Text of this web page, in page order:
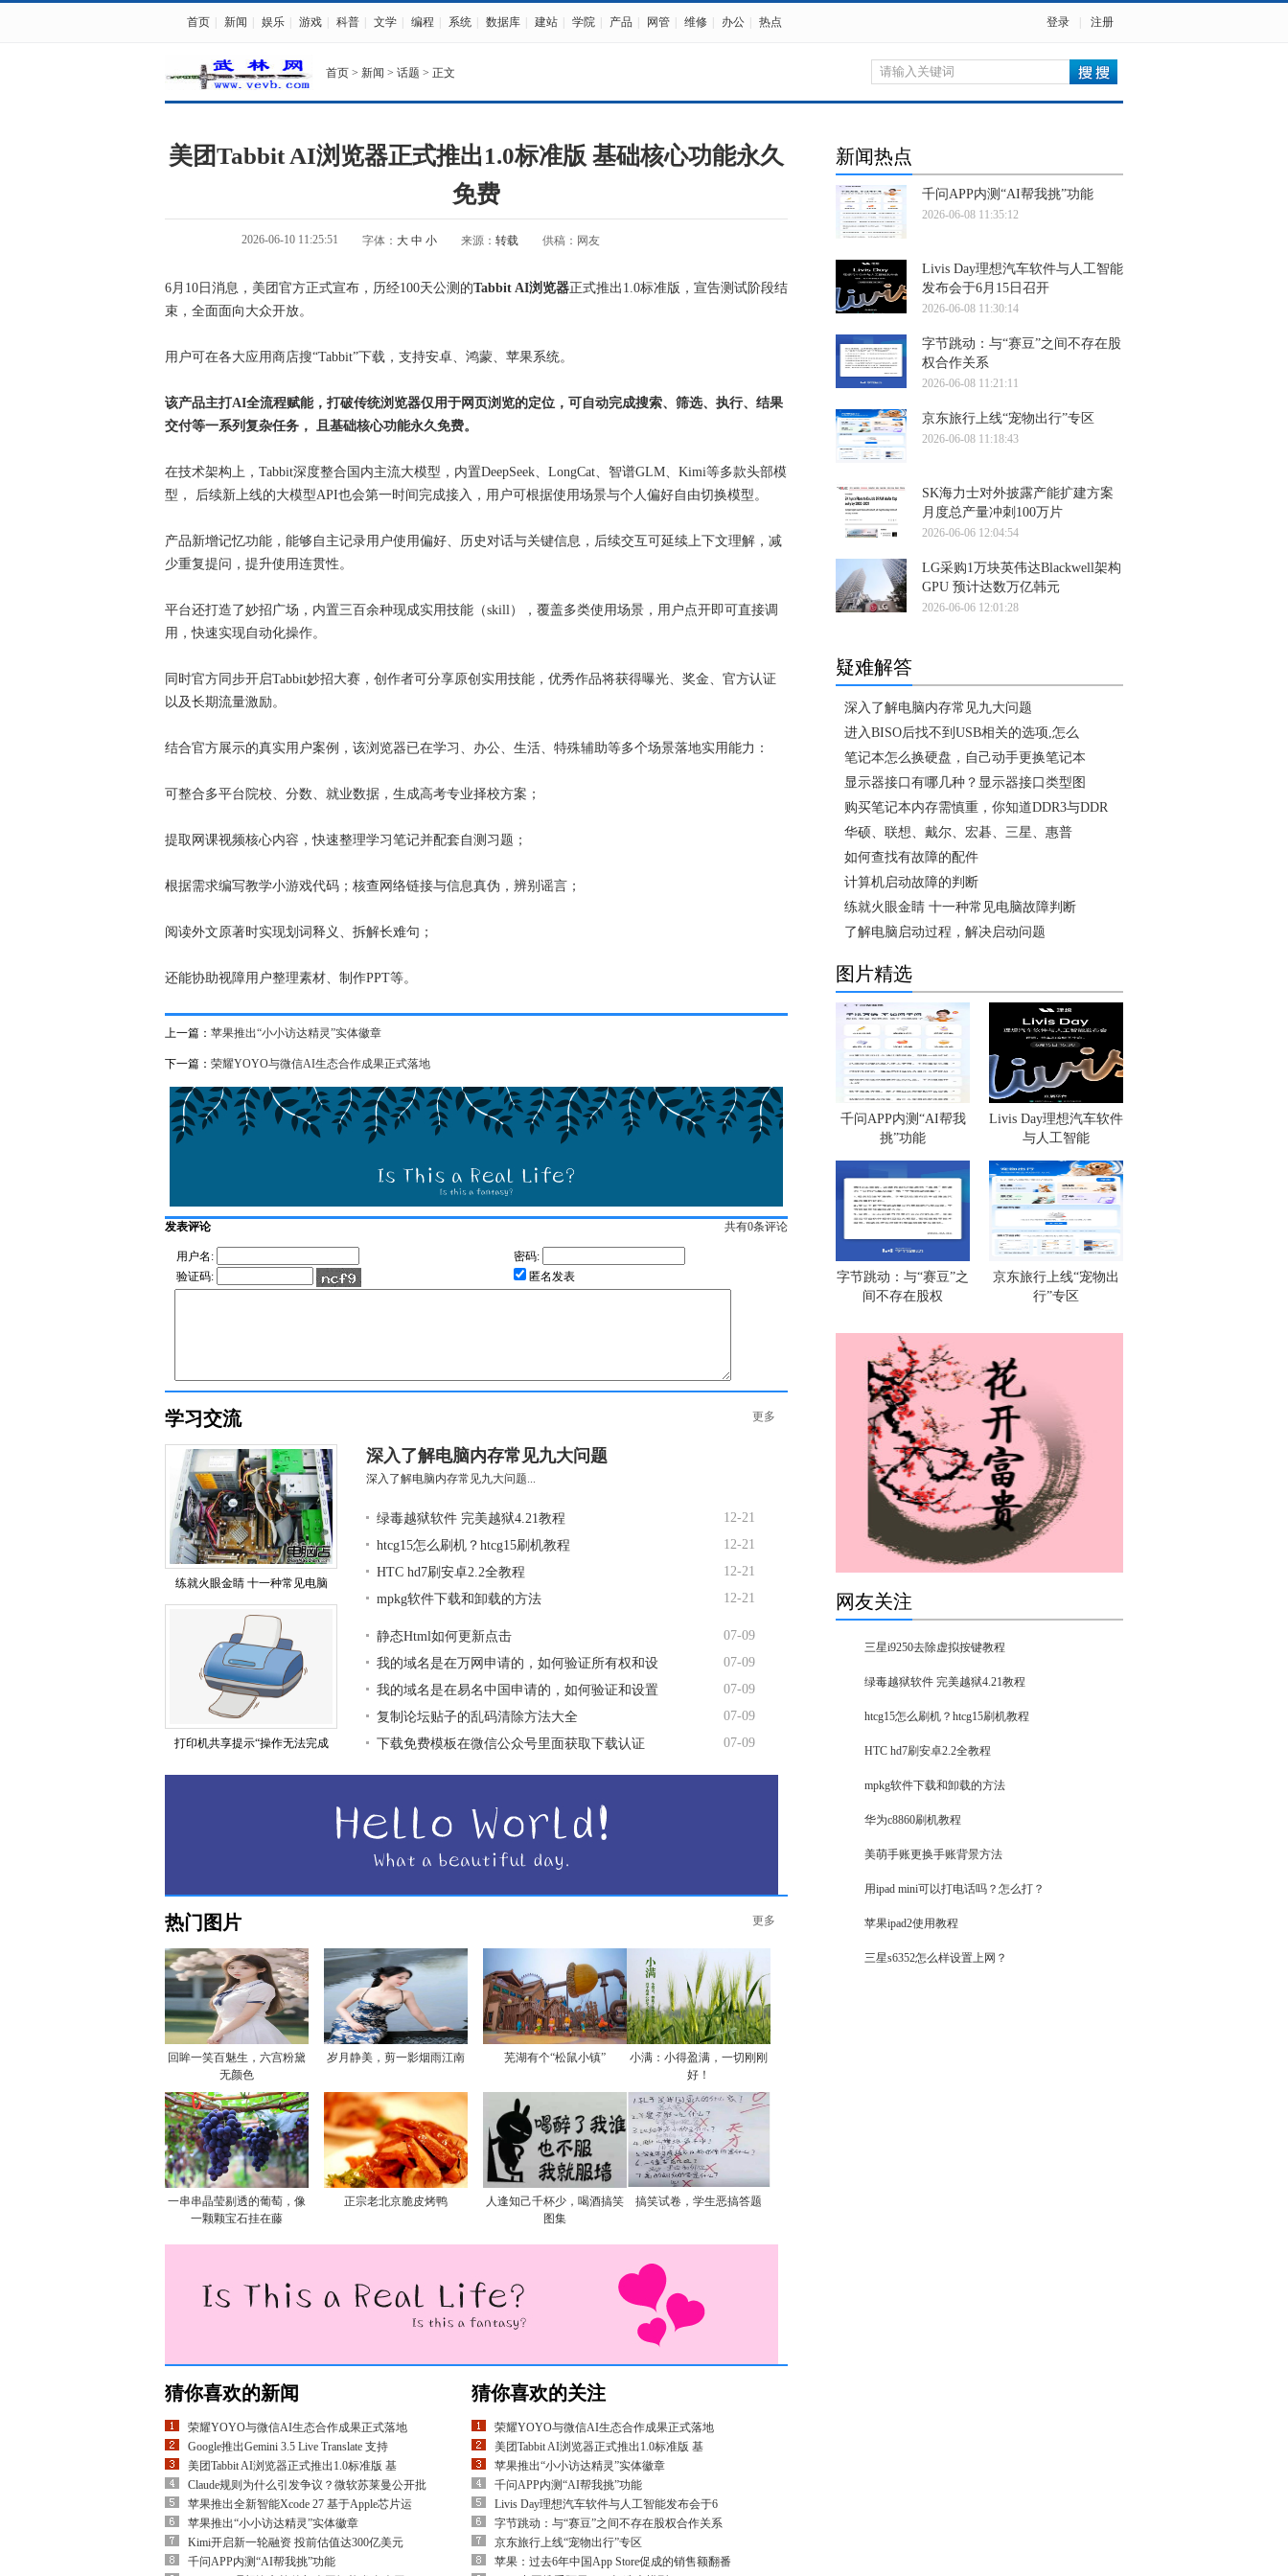
首页 新闻 娱乐 游戏 科普 文学 编程 系统 数据库 建站 学院 产品 网管 维修 办公 热点 登录 注册
首页 > 新闻 > 话题 > 正文
美团Tabbit AI浏览器正式推出1.0标准版 基础核心功能永久
免费
2026-06-10 11:25:51 字体： 大 中 小 来源： 转载 供稿：网友
6月10日消息，美团官方正式宣布，历经100天公测的Tabbit AI浏览器正式推出1.0标准版，宣告测试阶段结
束，全面面向大众开放。
用户可在各大应用商店搜“Tabbit”下载，支持安卓、鸿蒙、苹果系统。
该产品主打AI全流程赋能，打破传统浏览器仅用于网页浏览的定位，可自动完成搜索、筛选、执行、结果
交付等一系列复杂任务， 且基础核心功能永久免费。
在技术架构上，Tabbit深度整合国内主流大模型，内置DeepSeek、LongCat、智谱GLM、Kimi等多款头部模
型， 后续新上线的大模型API也会第一时间完成接入，用户可根据使用场景与个人偏好自由切换模型。
产品新增记忆功能，能够自主记录用户使用偏好、历史对话与关键信息，后续交互可延续上下文理解，减
少重复提问，提升使用连贯性。
平台还打造了妙招广场，内置三百余种现成实用技能（skill），覆盖多类使用场景，用户点开即可直接调
用，快速实现自动化操作。
同时官方同步开启Tabbit妙招大赛，创作者可分享原创实用技能，优秀作品将获得曝光、奖金、官方认证
以及长期流量激励。
结合官方展示的真实用户案例，该浏览器已在学习、办公、生活、特殊辅助等多个场景落地实用能力：
可整合多平台院校、分数、就业数据，生成高考专业择校方案；
提取网课视频核心内容，快速整理学习笔记并配套自测习题；
根据需求编写教学小游戏代码；核查网络链接与信息真伪，辨别谣言；
阅读外文原著时实现划词释义、拆解长难句；
还能协助视障用户整理素材、制作PPT等。
上一篇： 苹果推出“小小访达精灵”实体徽章
下一篇： 荣耀YOYO与微信AI生态合作成果正式落地
发表评论 共有0条评论
用户名:
密码:
验证码:
匿名发表
学习交流 更多
练就火眼金睛 十一种常见电脑
打印机共享提示“操作无法完成
深入了解电脑内存常见九大问题
深入了解电脑内存常见九大问题...
绿毒越狱软件 完美越狱4.21教程
12-21
htcg15怎么刷机？htcg15刷机教程
12-21
HTC hd7刷安卓2.2全教程
12-21
mpkg软件下载和卸载的方法
12-21
静态Html如何更新点击
07-09
我的域名是在万网申请的，如何验证所有权和设
07-09
我的域名是在易名中国申请的，如何验证和设置
07-09
复制论坛贴子的乱码清除方法大全
07-09
下载免费模板在微信公众号里面获取下载认证
07-09
热门图片 更多
回眸一笑百魅生，六宫粉黛
无颜色
岁月静美，剪一影烟雨江南 芜湖有个“松鼠小镇”
小满：小得盈满，一切刚刚
好！
一串串晶莹剔透的葡萄，像
一颗颗宝石挂在藤
正宗老北京脆皮烤鸭
人逢知己千杯少，喝酒搞笑
图集
搞笑试卷，学生恶搞答题
猜你喜欢的新闻
荣耀YOYO与微信AI生态合作成果正式落地
Google推出Gemini 3.5 Live Translate 支持
美团Tabbit AI浏览器正式推出1.0标准版 基
Claude规则为什么引发争议？微软苏莱曼公开批
苹果推出全新智能Xcode 27 基于Apple芯片运
苹果推出“小小访达精灵”实体徽章
Kimi开启新一轮融资 投前估值达300亿美元
千问APP内测“AI帮我挑”功能
猜你喜欢的关注
荣耀YOYO与微信AI生态合作成果正式落地
美团Tabbit AI浏览器正式推出1.0标准版 基
苹果推出“小小访达精灵”实体徽章
千问APP内测“AI帮我挑”功能
Livis Day理想汽车软件与人工智能发布会于6
字节跳动：与“赛豆”之间不存在股权合作关系
京东旅行上线“宠物出行”专区
苹果：过去6年中国App Store促成的销售额翻番
新闻热点
千问APP内测“AI帮我挑”功能
2026-06-08 11:35:12
Livis Day理想汽车软件与人工智能
发布会于6月15日召开
2026-06-08 11:30:14
字节跳动：与“赛豆”之间不存在股
权合作关系
2026-06-08 11:21:11
京东旅行上线“宠物出行”专区
2026-06-08 11:18:43
SK海力士对外披露产能扩建方案
月度总产量冲刺100万片
2026-06-06 12:04:54
LG采购1万块英伟达Blackwell架构
GPU 预计达数万亿韩元
2026-06-06 12:01:28
疑难解答
深入了解电脑内存常见九大问题
进入BISO后找不到USB相关的选项,怎么
笔记本怎么换硬盘，自己动手更换笔记本
显示器接口有哪几种？显示器接口类型图
购买笔记本内存需慎重，你知道DDR3与DDR
华硕、联想、戴尔、宏碁、三星、惠普
如何查找有故障的配件
计算机启动故障的判断
练就火眼金睛 十一种常见电脑故障判断
了解电脑启动过程，解决启动问题
图片精选
千问APP内测“AI帮我
挑”功能
Livis Day理想汽车软件
与人工智能
字节跳动：与“赛豆”之
间不存在股权
京东旅行上线“宠物出
行”专区
网友关注
三星i9250去除虚拟按键教程
绿毒越狱软件 完美越狱4.21教程
htcg15怎么刷机？htcg15刷机教程
HTC hd7刷安卓2.2全教程
mpkg软件下载和卸载的方法
华为c8860刷机教程
美萌手账更换手账背景方法
用ipad mini可以打电话吗？怎么打？
苹果ipad2使用教程
三星s6352怎么样设置上网？